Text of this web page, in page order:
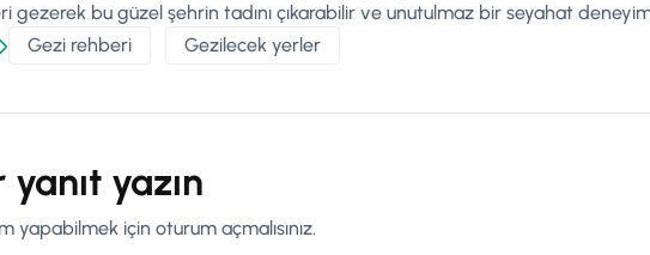
gezerek bu güzel şehrin tadını çıkarabilir ve unutulmaz bir seyahat
Gezi rehberi
Gezilecek yerler
yanıt yazın
yapabilmek için oturum açmalısınız.